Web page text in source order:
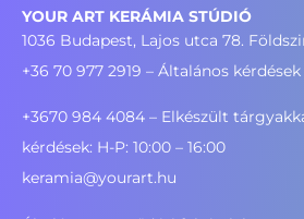
YOUR ART KERÁMIA STÚDIÓ
1036 Budapest, Lajos utca 78.
+36 70 977 2919 – Általános kérdések
+3670 984 4084 – Elkészült
kérdések: H-P: 10:00 – 16:00
keramia@yourart.hu